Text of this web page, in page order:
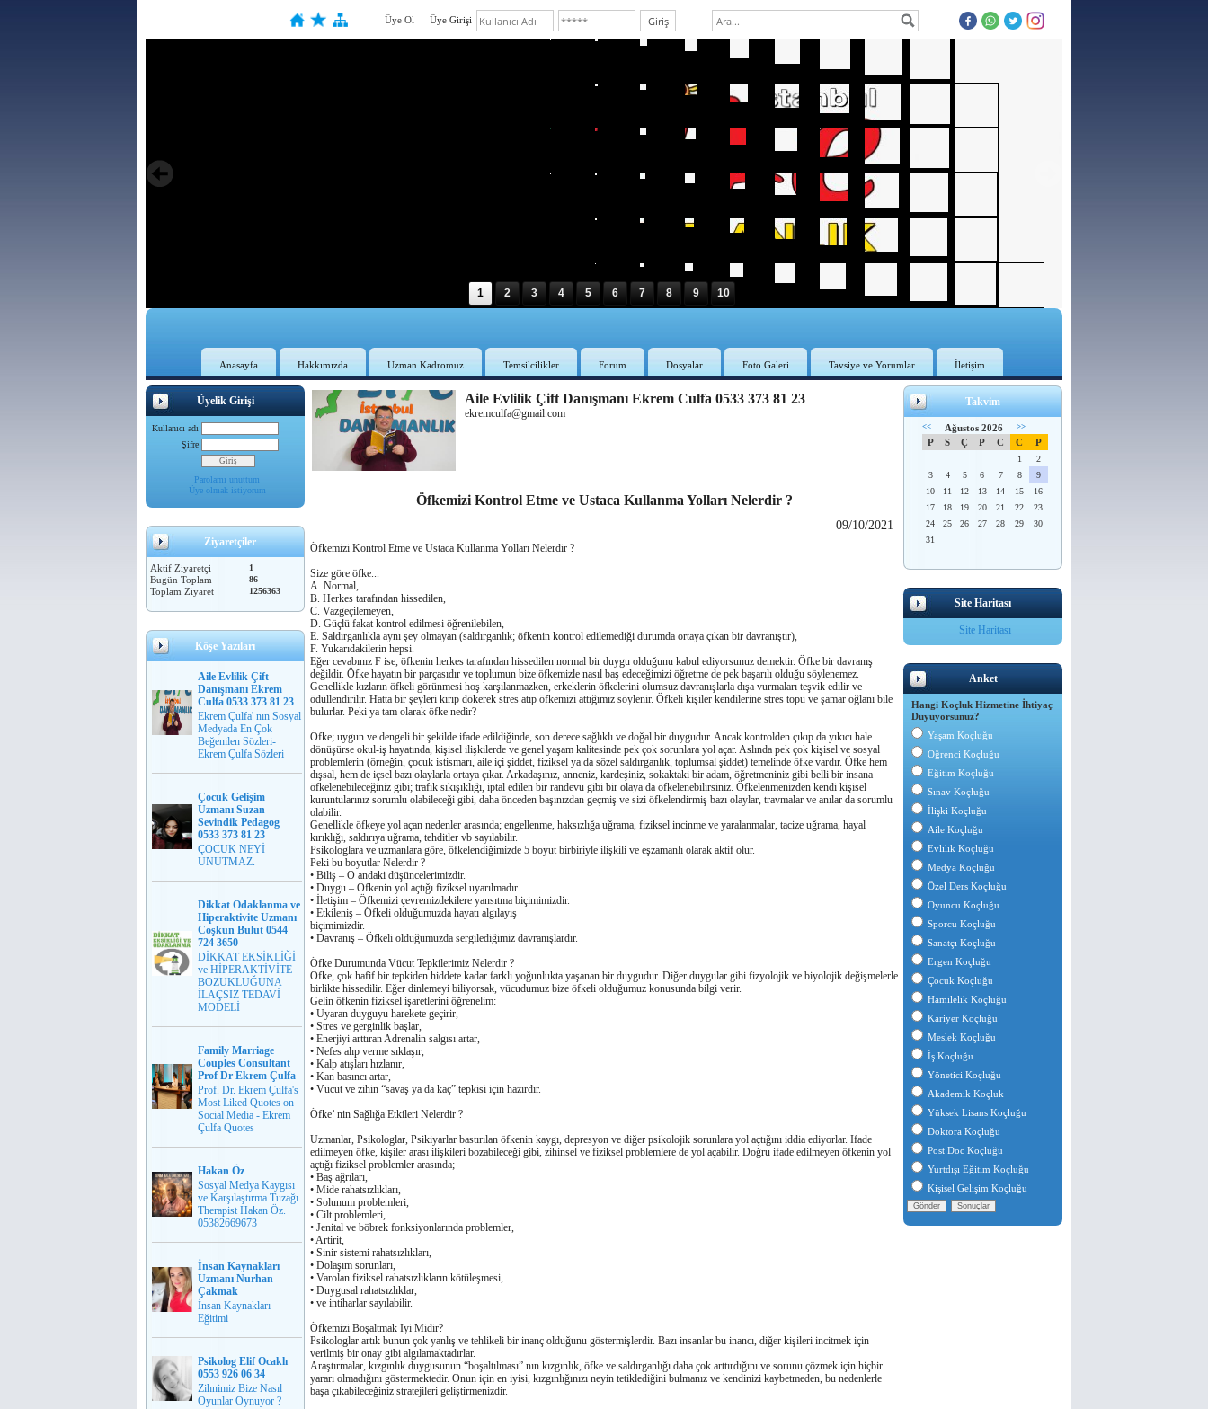
Üye Ol Üye Girişi
1 2 3 4 5 6 7 8 9 10
Anasayfa Hakkımızda Uzman Kadromuz Temsilcilikler Forum Dosyalar Foto Galeri Tavsiye ve Yorumlar İletişim
Üyelik Girişi
Kullanıcı adı
Şifre
Parolamı unuttum
Üye olmak istiyorum
Ziyaretçiler
Aktif Ziyaretçi 1
Bugün Toplam 86
Toplam Ziyaret 1256363
Köşe Yazıları
Aile Evlilik Çift
Danışmanı Ekrem
Culfa 0533 373 81 23
Ekrem Çulfa' nın Sosyal
Medyada En Çok
Beğenilen Sözleri-
Ekrem Çulfa Sözleri
Çocuk Gelişim
Uzmanı Suzan
Sevindik Pedagog
0533 373 81 23
ÇOCUK NEYİ
UNUTMAZ.
Dikkat Odaklanma ve
Hiperaktivite Uzmanı
Coşkun Bulut 0544
724 3650
DİKKAT EKSİKLİĞİ
ve HİPERAKTİVİTE
BOZUKLUĞUNA
İLAÇSIZ TEDAVİ
MODELİ
Family Marriage
Couples Consultant
Prof Dr Ekrem Çulfa
Prof. Dr. Ekrem Çulfa's
Most Liked Quotes on
Social Media - Ekrem
Çulfa Quotes
Hakan Öz
Sosyal Medya Kaygısı
ve Karşılaştırma Tuzağı
Therapist Hakan Öz.
05382669673
İnsan Kaynakları
Uzmanı Nurhan
Çakmak
İnsan Kaynakları
Eğitimi
Psikolog Elif Ocaklı
0553 926 06 34
Zihnimiz Bize Nasıl
Oyunlar Oynuyor ?
Aile Evlilik Çift Danışmanı Ekrem Culfa 0533 373 81 23
ekremculfa@gmail.com
Öfkemizi Kontrol Etme ve Ustaca Kullanma Yolları Nelerdir ?
09/10/2021
Öfkemizi Kontrol Etme ve Ustaca Kullanma Yolları Nelerdir ?
Size göre öfke...
A. Normal,
B. Herkes tarafından hissedilen,
C. Vazgeçilemeyen,
D. Güçlü fakat kontrol edilmesi öǧrenilebilen,
E. Saldırganlıkla aynı şey olmayan (saldırganlık; öfkenin kontrol edilemediǧi durumda ortaya çıkan bir davranıştır),
F. Yukarıdakilerin hepsi.
Eǧer cevabınız F ise, öfkenin herkes tarafından hissedilen normal bir duygu olduǧunu kabul ediyorsunuz demektir. Öfke bir davranış
deǧildir. Öfke hayatın bir parçasıdır ve toplumun bize öfkemizle nasıl baş edeceǧimizi öğretme de pek başarılı olduǧu söylenemez.
Genellikle kızların öfkeli görünmesi hoş karşılanmazken, erkeklerin öfkelerini olumsuz davranışlarla dışa vurmaları teşvik edilir ve
ödüllendirilir. Hatta bir şeyleri kırıp dökerek stres atıp öfkemizi attığımız söylenir. Öfkeli kişiler kendilerine stres topu ve şamar oğlanı bile
bulurlar. Peki ya tam olarak öfke nedir?
Öfke; uygun ve dengeli bir şekilde ifade edildiǧinde, son derece saǧlıklı ve doǧal bir duygudur. Ancak kontrolden çıkıp da yıkıcı hale
dönüşürse okul-iş hayatında, kişisel ilişkilerde ve genel yaşam kalitesinde pek çok sorunlara yol açar. Aslında pek çok kişisel ve sosyal
problemlerin (örneǧin, çocuk istismarı, aile içi şiddet, fiziksel ya da sözel saldırganlık, toplumsal şiddet) temelinde öfke vardır. Öfke hem
dışsal, hem de içsel bazı olaylarla ortaya çıkar. Arkadaşınız, anneniz, kardeşiniz, sokaktaki bir adam, öǧretmeniniz gibi belli bir insana
öfkelenebileceǧiniz gibi; trafik sıkışıklıǧı, iptal edilen bir randevu gibi bir olaya da öfkelenebilirsiniz. Öfkelenmenizden kendi kişisel
kuruntularınız sorumlu olabileceǧi gibi, daha önceden başınızdan geçmiş ve sizi öfkelendirmiş bazı olaylar, travmalar ve anılar da sorumlu
olabilir.
Genellikle öfkeye yol açan nedenler arasında; engellenme, haksızlıǧa uǧrama, fiziksel incinme ve yaralanmalar, tacize uǧrama, hayal
kırıklıǧı, saldırıya uǧrama, tehditler vb sayılabilir.
Psikologlara ve uzmanlara göre, öfkelendiǧimizde 5 boyut birbiriyle ilişkili ve eşzamanlı olarak aktif olur.
Peki bu boyutlar Nelerdir ?
• Biliş – O andaki düşüncelerimizdir.
• Duygu – Öfkenin yol açtıǧı fiziksel uyarılmadır.
• İletişim – Öfkemizi çevremizdekilere yansıtma biçimimizdir.
• Etkileniş – Öfkeli olduǧumuzda hayatı algılayış
biçimimizdir.
• Davranış – Öfkeli olduǧumuzda sergilediǧimiz davranışlardır.
Öfke Durumunda Vücut Tepkilerimiz Nelerdir ?
Öfke, çok hafif bir tepkiden hiddete kadar farklı yoǧunlukta yaşanan bir duygudur. Diǧer duygular gibi fizyolojik ve biyolojik deǧişmelerle
birlikte hissedilir. Eǧer dinlemeyi biliyorsak, vücudumuz bize öfkeli olduǧumuz konusunda bilgi verir.
Gelin öfkenin fiziksel işaretlerini öğrenelim:
• Uyaran duyguyu harekete geçirir,
• Stres ve gerginlik başlar,
• Enerjiyi arttıran Adrenalin salgısı artar,
• Nefes alıp verme sıklaşır,
• Kalp atışları hızlanır,
• Kan basıncı artar,
• Vücut ve zihin “savaş ya da kaç” tepkisi için hazırdır.
Öfke’ nin Saǧlıǧa Etkileri Nelerdir ?
Uzmanlar, Psikologlar, Psikiyarlar bastırılan öfkenin kaygı, depresyon ve diğer psikolojik sorunlara yol açtıǧını iddia ediyorlar. Ifade
edilmeyen öfke, kişiler arası ilişkileri bozabileceǧi gibi, zihinsel ve fiziksel problemlere de yol açabilir. Doǧru ifade edilmeyen öfkenin yol
açtıǧı fiziksel problemler arasında;
• Baş aǧrıları,
• Mide rahatsızlıkları,
• Solunum problemleri,
• Cilt problemleri,
• Jenital ve böbrek fonksiyonlarında problemler,
• Artirit,
• Sinir sistemi rahatsızlıkları,
• Dolaşım sorunları,
• Varolan fiziksel rahatsızlıkların kötüleşmesi,
• Duygusal rahatsızlıklar,
• ve intiharlar sayılabilir.
Öfkemizi Boşaltmak Iyi Midir?
Psikologlar artık bunun çok yanlış ve tehlikeli bir inanç olduǧunu göstermişlerdir. Bazı insanlar bu inancı, diǧer kişileri incitmek için
verilmiş bir onay gibi algılamaktadırlar.
Araştırmalar, kızgınlık duygusunun “boşaltılması” nın kızgınlık, öfke ve saldırganlıǧı daha çok arttırdıǧını ve sorunu çözmek için hiçbir
yararı olmadıǧını göstermektedir. Onun için en iyisi, kızgınlıǧınızı neyin tetiklediǧini bulmanız ve kendinizi kaybetmeden, bu nedenlerle
başa çıkabileceǧiniz stratejileri geliştirmenizdir.
Takvim
<< Ağustos 2026 >>
P S Ç P C C P
1
2
3
4 5 6 7 8
9
10
11 12 13 14 15
16
17
18 19 20 21 22
23
24
25 26 27 28 29
30
31
Site Haritası
Site Haritası
Anket
Hangi Koçluk Hizmetine İhtiyaç
Duyuyorsunuz?
Yaşam Koçluğu
Öğrenci Koçluğu
Eğitim Koçluğu
Sınav Koçluğu
İlişki Koçluğu
Aile Koçluğu
Evlilik Koçluğu
Medya Koçluğu
Özel Ders Koçluğu
Oyuncu Koçluğu
Sporcu Koçluğu
Sanatçı Koçluğu
Ergen Koçluğu
Çocuk Koçluğu
Hamilelik Koçluğu
Kariyer Koçluğu
Meslek Koçluğu
İş Koçluğu
Yönetici Koçluğu
Akademik Koçluk
Yüksek Lisans Koçluğu
Doktora Koçluğu
Post Doc Koçluğu
Yurtdışı Eğitim Koçluğu
Kişisel Gelişim Koçluğu